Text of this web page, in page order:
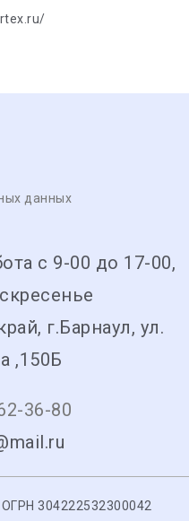
данных
с 9-00 до 17-00,
г.Барнаул, ул.
,150Б
36-80
304222532300042